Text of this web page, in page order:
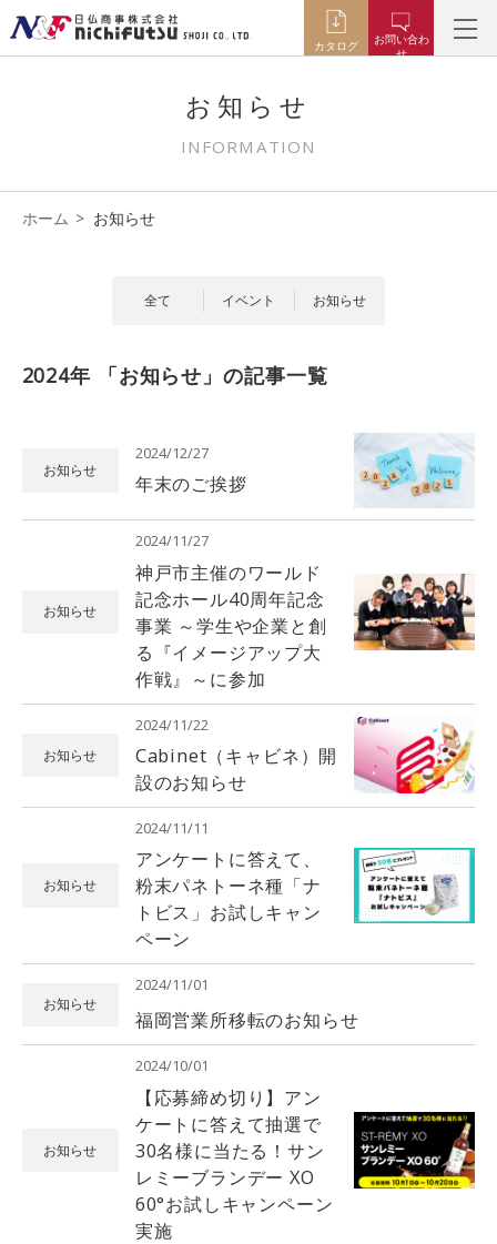
カタログ
お問い合わ
せ
お知らせ
INFORMATION
ホーム お知らせ
全て イベント お知らせ
2024年 「お知らせ」の記事一覧
お知らせ
2024/12/27
年末のご挨拶
お知らせ
2024/11/27
神戸市主催のワールド
記念ホール40周年記念
事業 ～学生や企業と創
る『イメージアップ大
作戦』～に参加
お知らせ
2024/11/22
Cabinet（キャビネ）開
設のお知らせ
お知らせ
2024/11/11
アンケートに答えて、
粉末パネトーネ種「ナ
トビス」お試しキャン
ペーン
お知らせ
2024/11/01
福岡営業所移転のお知らせ
お知らせ
2024/10/01
【応募締め切り】アン
ケートに答えて抽選で
30名様に当たる！サン
レミーブランデー XO
60°お試しキャンペーン
実施